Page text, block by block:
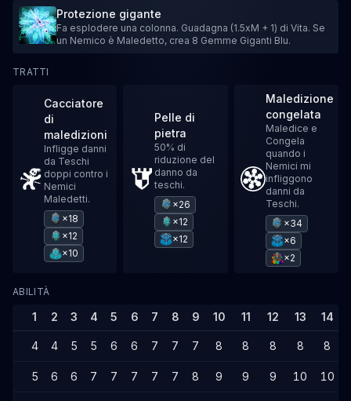
Protezione gigante
Fa esplodere una colonna. Guadagna (1.5xM + 1) di Vita. Se
un Nemico è Maledetto, crea 8 Gemme Giganti Blu.
TRATTI
Cacciatore
di
maledizioni
Infligge danni
da Teschi
doppi contro i
Nemici
Maledetti.
×18
×12
×10
Pelle di
pietra
50% di
riduzione del
danno da
teschi.
×26
×12
×12
Maledizione
congelata
Maledice e
Congela
quando i
Nemici mi
infliggono
danni da
Teschi.
×34
×6
×2
ABILITÀ
1 2 3 4 5 6 7 8 9 10 11 12 13 14
4 4 5 5 6 6 7 7 7 8 8 8 8 8
5 6 6 7 7 7 7 7 8 9 9 9 10 10